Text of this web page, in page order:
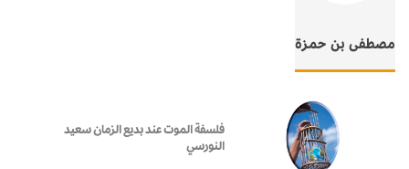
مصطفى بن حمزة
فلسفة الموت عند بديع الزمان سعيد
النورسي